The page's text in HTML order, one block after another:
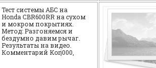
Тест системы АБС на
Honda CBR600RR на сухом
и мокром покрытиях.
Метод: Разгоняемся и
бездумно давим рычаг.
Результаты на видео.
Комментарий Korj000,